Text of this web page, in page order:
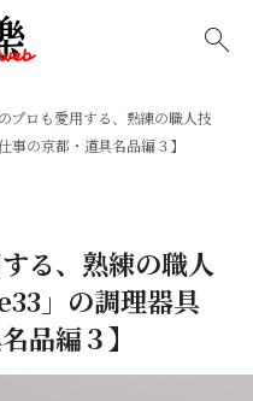
プロも愛用する、熟練の職人技
事の京都・道具名品編３】
る、熟練の職人
」の調理器具
品編３】